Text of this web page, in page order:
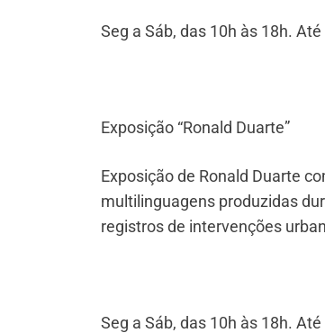
Seg a Sáb, das 10h às 18h.
Exposição “Ronald Duarte”
Exposição de Ronald Duarte
multilinguagens produzidas
registros de intervenções
Seg a Sáb, das 10h às 18h.